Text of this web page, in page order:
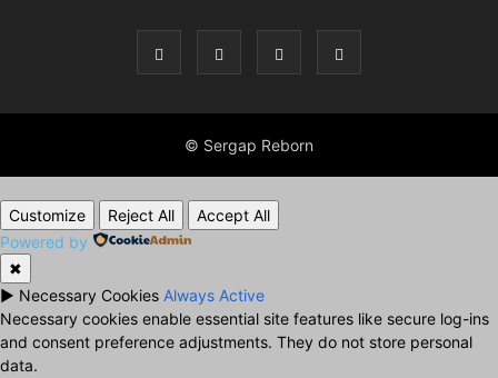
© Sergap Reborn
Customize Reject All
Accept All
Powered by
✖
► Necessary Cookies Always Active
Necessary cookies enable essential site features like secure log-ins
and consent preference adjustments. They do not store personal
data.